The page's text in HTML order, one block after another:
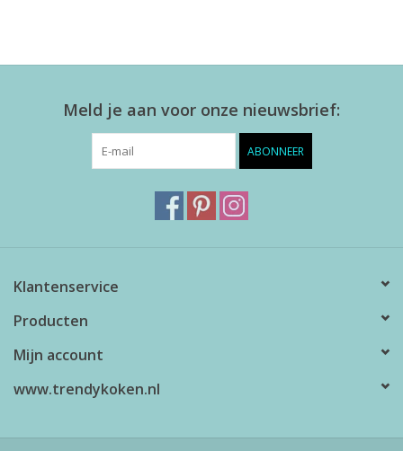
Meld je aan voor onze nieuwsbrief:
ABONNEER
Klantenservice
Producten
Mijn account
www.trendykoken.nl